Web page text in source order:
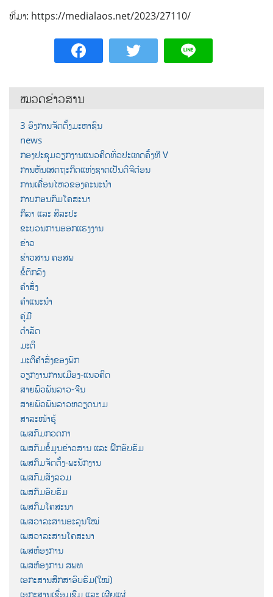
ທີ່ມາ: https://medialaos.net/2023/27110/
ໝວດຂ່າວສານ
3 ອົງການຈັດຕັ້ງມະຫາຊົນ
news
ກອງປະຊຸມວຽກງານແນວຄິດທົ່ວປະເທດຄັ້ງທີ V
ການຫັນເສດຖະກິດແຫ່ງຊາດເປັນດີຈີຕ໋ອນ
ການເຄື່ອນໄຫວຂອງຄະນະນຳ
ກາບກອນກົມໂຄສະນາ
ກິລາ ແລະ ສິລະປະ
ຂະບວນການອອກແຮງງານ
ຂ່າວ
ຂ່າວສານ ຄອສພ
ຂໍ້ຕົກລົງ
ຄຳສັ່ງ
ຄຳແນະນຳ
ຄູ່ມື
ດຳລັດ
ມະຕິ
ມະຕິຄຳສັ່ງຂອງພັກ
ວຽກງານການເມືອງ-ແນວຄິດ
ສາຍພົວພັນລາວ-ຈີນ
ສາຍພົວພັນລາວຫວຽດນາມ
ສາລະໜ້າຮູ້
ເພສກົມກວດກາ
ເພສກົມຂໍ້ມູນຂ່າວສານ ແລະ ຝຶກອົບຮົມ
ເພສກົມຈັດຕັ້ງ-ພະນັກງານ
ເພສກົມສັງລວມ
ເພສກົມອົບຮົມ
ເພສກົມໂຄສະນາ
ເພສວາລະສານອະລຸນໃໝ່
ເພສວາລະສານໂຄສະນາ
ເພສຫ້ອງການ
ເພສຫ້ອງການ ສພທ
ເອກະສານສຶກສາອົບຮົມ(ໃໝ່)
ເອກະສານເຊື່ອມຊືມ ແລະ ເຜີຍແຜ່